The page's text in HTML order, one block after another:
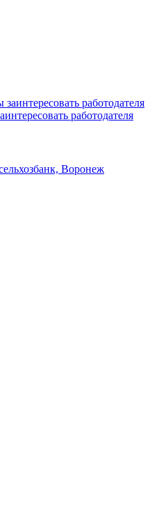
работодателя
Воронеж